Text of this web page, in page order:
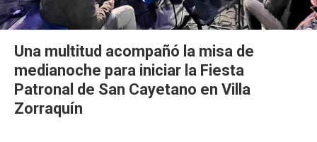
Una multitud acompañó la misa de
medianoche para iniciar la Fiesta
Patronal de San Cayetano en Villa
Zorraquín